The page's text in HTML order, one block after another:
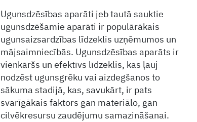
Ugunsdzēsības aparāti jeb tautā sauktie
ugunsdzēšamie aparāti ir populārākais
ugunsaizsardzības līdzeklis uzņēmumos un
mājsaimniecībās. Ugunsdzēsības aparāts ir
vienkāršs un efektīvs līdzeklis, kas ļauj
nodzēst ugunsgrēku vai aizdegšanos to
sākuma stadijā, kas, savukārt, ir pats
svarīgākais faktors gan materiālo, gan
cilvēkresursu zaudējumu samazināšanai.